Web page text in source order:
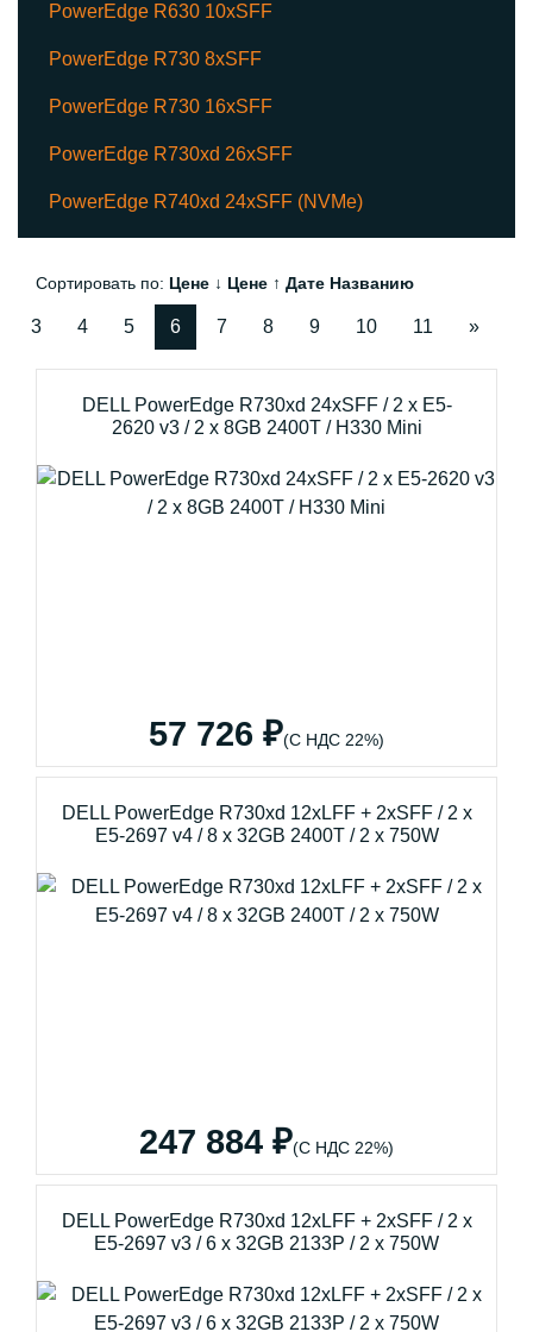
PowerEdge R630 10xSFF
PowerEdge R730 8xSFF
PowerEdge R730 16xSFF
PowerEdge R730xd 26xSFF
PowerEdge R740xd 24xSFF (NVMe)
Сортировать по: Цене ↓ Цене ↑ Дате Названию
3 4 5 6 7 8 9 10 11 »
DELL PowerEdge R730xd 24xSFF / 2 x E5-
2620 v3 / 2 x 8GB 2400T / H330 Mini
57 726 ₽(С НДС 22%)
DELL PowerEdge R730xd 12xLFF + 2xSFF / 2 x
E5-2697 v4 / 8 x 32GB 2400T / 2 x 750W
247 884 ₽(С НДС 22%)
DELL PowerEdge R730xd 12xLFF + 2xSFF / 2 x
E5-2697 v3 / 6 x 32GB 2133P / 2 x 750W